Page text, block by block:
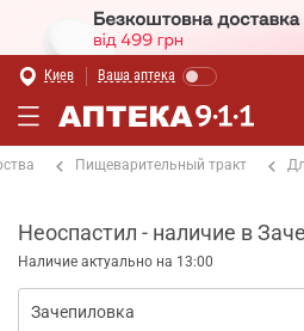
Киев Ваша аптека
Пищеварительный тракт
Неоспастил - наличие в
Наличие актуально на 13:00